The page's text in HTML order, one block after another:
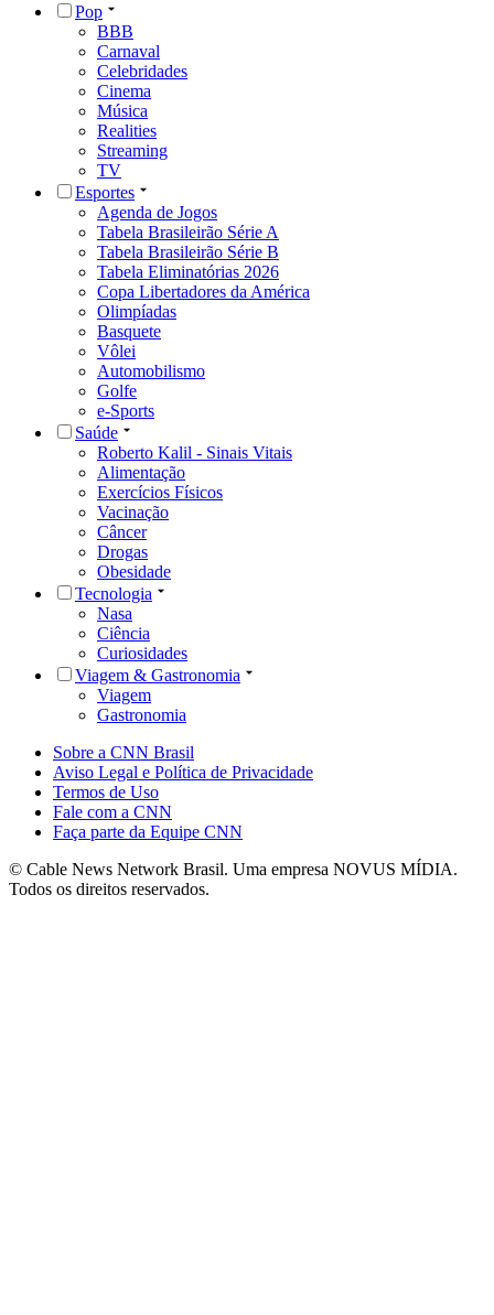
Pop
BBB
Carnaval
Celebridades
Cinema
Música
Realities
Streaming
TV
Esportes
Agenda de Jogos
Tabela Brasileirão Série A
Tabela Brasileirão Série B
Tabela Eliminatórias 2026
Copa Libertadores da América
Olimpíadas
Basquete
Vôlei
Automobilismo
Golfe
e-Sports
Saúde
Roberto Kalil - Sinais Vitais
Alimentação
Exercícios Físicos
Vacinação
Câncer
Drogas
Obesidade
Tecnologia
Nasa
Ciência
Curiosidades
Viagem & Gastronomia
Viagem
Gastronomia
Sobre a CNN Brasil
Aviso Legal e Política de Privacidade
Termos de Uso
Fale com a CNN
Faça parte da Equipe CNN
© Cable News Network Brasil. Uma empresa NOVUS MÍDIA.
Todos os direitos reservados.